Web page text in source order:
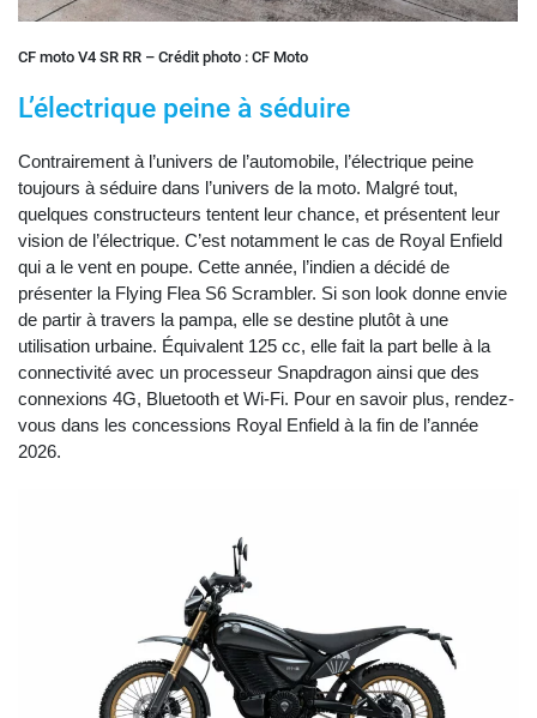
CF moto V4 SR RR – Crédit photo : CF Moto
L’électrique peine à séduire
Contrairement à l’univers de l’automobile, l’électrique peine
toujours à séduire dans l’univers de la moto. Malgré tout,
quelques constructeurs tentent leur chance, et présentent leur
vision de l’électrique. C’est notamment le cas de Royal Enfield
qui a le vent en poupe. Cette année, l’indien a décidé de
présenter la Flying Flea S6 Scrambler. Si son look donne envie
de partir à travers la pampa, elle se destine plutôt à une
utilisation urbaine. Équivalent 125 cc, elle fait la part belle à la
connectivité avec un processeur Snapdragon ainsi que des
connexions 4G, Bluetooth et Wi-Fi. Pour en savoir plus, rendez-
vous dans les concessions Royal Enfield à la fin de l’année
2026.